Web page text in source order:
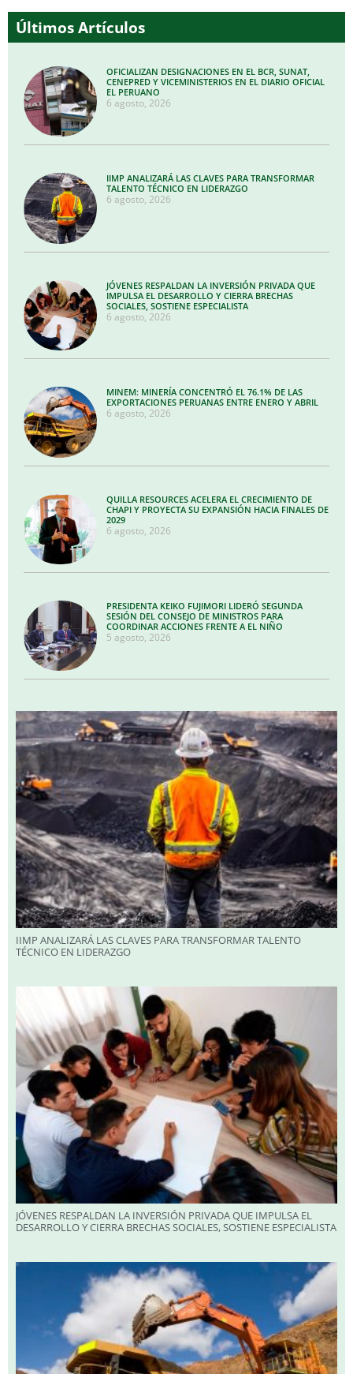
Últimos Artículos
OFICIALIZAN DESIGNACIONES EN EL BCR, SUNAT,
CENEPRED Y VICEMINISTERIOS EN EL DIARIO OFICIAL
EL PERUANO
6 agosto, 2026
IIMP ANALIZARÁ LAS CLAVES PARA TRANSFORMAR
TALENTO TÉCNICO EN LIDERAZGO
6 agosto, 2026
JÓVENES RESPALDAN LA INVERSIÓN PRIVADA QUE
IMPULSA EL DESARROLLO Y CIERRA BRECHAS
SOCIALES, SOSTIENE ESPECIALISTA
6 agosto, 2026
MINEM: MINERÍA CONCENTRÓ EL 76.1% DE LAS
EXPORTACIONES PERUANAS ENTRE ENERO Y ABRIL
6 agosto, 2026
QUILLA RESOURCES ACELERA EL CRECIMIENTO DE
CHAPI Y PROYECTA SU EXPANSIÓN HACIA FINALES DE
2029
6 agosto, 2026
PRESIDENTA KEIKO FUJIMORI LIDERÓ SEGUNDA
SESIÓN DEL CONSEJO DE MINISTROS PARA
COORDINAR ACCIONES FRENTE A EL NIÑO
5 agosto, 2026
IIMP ANALIZARÁ LAS CLAVES PARA TRANSFORMAR TALENTO
TÉCNICO EN LIDERAZGO
JÓVENES RESPALDAN LA INVERSIÓN PRIVADA QUE IMPULSA EL
DESARROLLO Y CIERRA BRECHAS SOCIALES, SOSTIENE ESPECIALISTA